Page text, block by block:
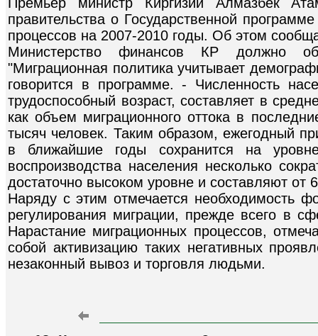
правительства о Государственной
процессов на 2007-2010 годы. Об этом
Министерство финансов КР должно
"Миграционная политика учитывает
говорится в программе. - Численность
трудоспособный возраст, составляет в
как объем миграционного оттока в
тысяч человек. Таким образом, ежегодный
в ближайшие годы сохранится на
воспроизводства населения несколько
достаточно высоком уровне и составляют от
Наряду с этим отмечается необходимость
регулирования миграции, прежде всего в
Нарастание миграционных процессов,
собой активизацию таких негативных
незаконный вывоз и торговля людьми.